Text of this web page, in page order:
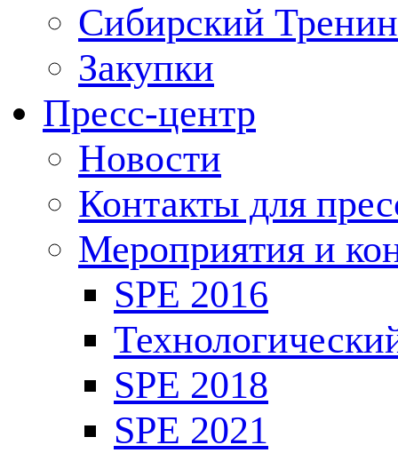
Сибирский
Закупки
Пресс-центр
Новости
Контакты для
Мероприятия и
SPE 2016
SPE 2018
SPE 2021